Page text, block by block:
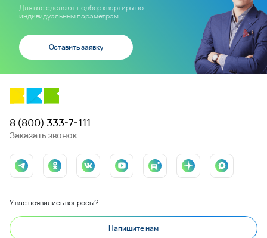
Для вас сделают подбор квартиры по
индивидуальным параметрам
Оставить заявку
8 (800) 333-7-111
Заказать звонок
У вас появились вопросы?
Напишите нам